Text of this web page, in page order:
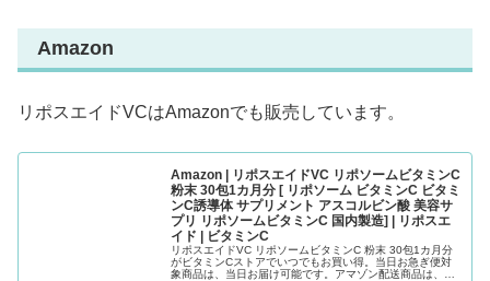
Amazon
リポスエイドVCはAmazonでも販売しています。
Amazon | リポスエイドVC リポソームビタミンC
粉末 30包1カ月分 [ リポソーム ビタミンC ビタミ
ンC誘導体 サプリメント アスコルビン酸 美容サ
プリ リポソームビタミンC 国内製造] | リポスエ
イド | ビタミンC
リポスエイドVC リポソームビタミンC 粉末 30包1カ月分
がビタミンCストアでいつでもお買い得。当日お急ぎ便対
象商品は、当日お届け可能です。アマゾン配送商品は、通